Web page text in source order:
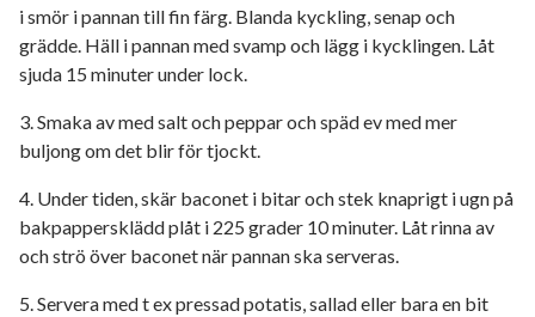
i smör i pannan till fin färg. Blanda kyckling, senap och
grädde. Häll i pannan med svamp och lägg i kycklingen. Låt
sjuda 15 minuter under lock.
3. Smaka av med salt och peppar och späd ev med mer
buljong om det blir för tjockt.
4. Under tiden, skär baconet i bitar och stek knaprigt i ugn på
bakpappersklädd plåt i 225 grader 10 minuter. Låt rinna av
och strö över baconet när pannan ska serveras.
5. Servera med t ex pressad potatis, sallad eller bara en bit